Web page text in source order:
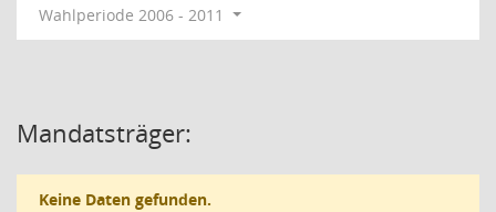
Wahlperiode 2006 - 2011
Mandatsträger:
Keine Daten gefunden.